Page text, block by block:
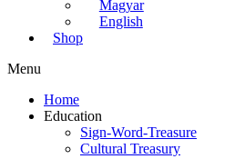
Magyar
English
Shop
Menu
Home
Education
Sign-Word-Treasure
Cultural Treasury